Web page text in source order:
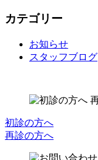
カテゴリー
お知らせ
スタッフブログ
初診の方へ
再診の方へ